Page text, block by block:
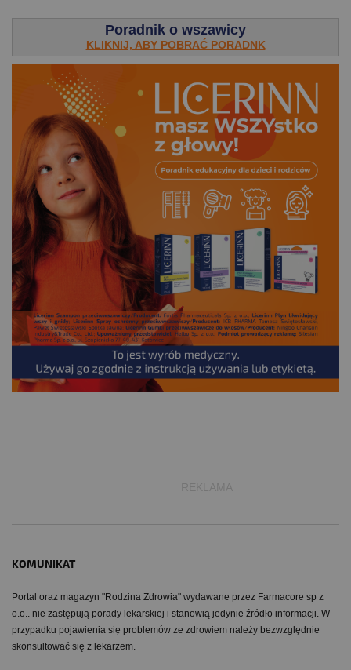
Poradnik o wszawicy
KLIKNIJ, ABY POBRAĆ PORADNK
___________________________REKLAMA
KOMUNIKAT
Portal oraz magazyn "Rodzina Zdrowia" wydawane przez Farmacore sp z
o.o.. nie zastępują porady lekarskiej i stanowią jedynie źródło informacji. W
przypadku pojawienia się problemów ze zdrowiem należy bezwzględnie
skonsultować się z lekarzem.